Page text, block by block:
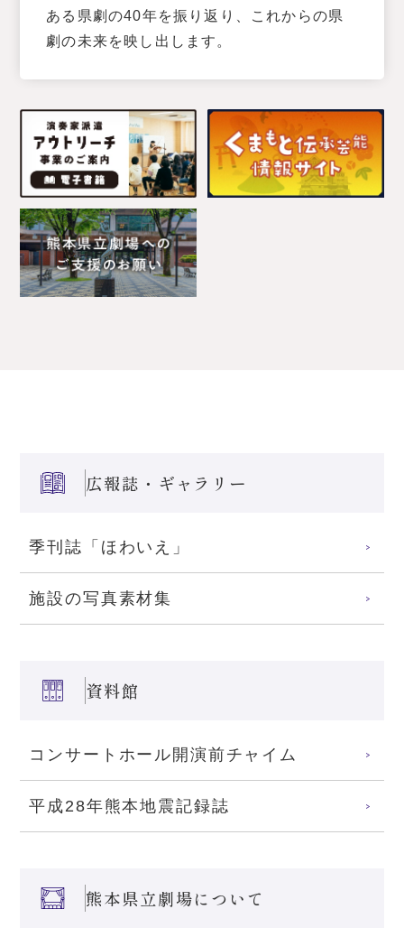
ある県劇の40年を振り返り、これからの県
劇の未来を映し出します。
広報誌・ギャラリー
季刊誌「ほわいえ」
施設の写真素材集
資料館
コンサートホール開演前チャイム
平成28年熊本地震記録誌
熊本県立劇場について